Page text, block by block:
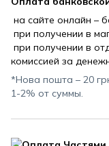
на сайте онлайн –
при получении в
при получении в
комиссией за
*Нова пошта – 20
1-2% от суммы.